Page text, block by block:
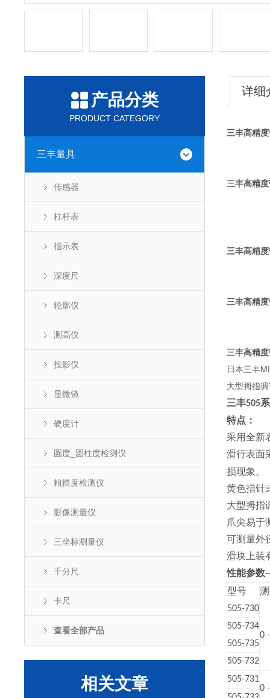
产品分类
PRODUCT CATEGORY
三丰量具
传感器
杠杆表
指示表
深度尺
轮廓仪
测高仪
投影仪
显微镜
硬度计
圆度_圆柱度检测仪
粗糙度检测仪
影像测量仪
三坐标测量仪
千分尺
卡尺
查看全部产品
相关文章
详细
三丰高精
三丰高精
三丰高精
三丰高精
三丰高精
日本三丰
大型拇指
三丰505
特点：
采用全新
滑行表面
损现象。
黄色指针
大型拇指
爪尖易于
可测量外
滑块上装
性能参数
型号
505-730
0
505-734
505-735
505-732
505-731
0